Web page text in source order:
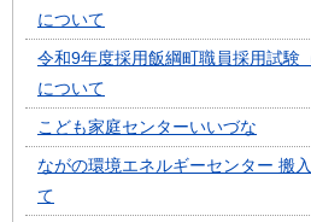
について
令和9年度採用飯綱町職員採用試験
について
こども家庭センターいいづな
ながの環境エネルギーセンター 搬
て